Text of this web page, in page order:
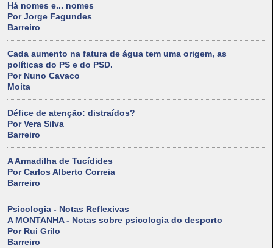
Há nomes e... nomes
Por Jorge Fagundes
Barreiro
Cada aumento na fatura de água tem uma origem, as
políticas do PS e do PSD.
Por Nuno Cavaco
Moita
Défice de atenção: distraídos?
Por Vera Silva
Barreiro
A Armadilha de Tucídides
Por Carlos Alberto Correia
Barreiro
Psicologia - Notas Reflexivas
A MONTANHA - Notas sobre psicologia do desporto
Por Rui Grilo
Barreiro